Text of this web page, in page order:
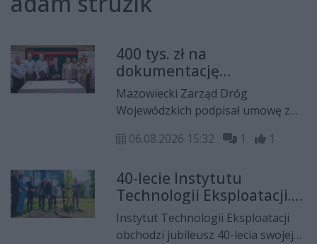
400 tys. zł na
dokumentację
projektową. Wrażliwy
punkt na mazowieckich
drogach zmieni oblicze
Mazowiecki Zarząd Dróg
Wojewódzkich podpisał umowę z
opracowanie dokumentacji
skrzyżowania drogi wojewódzkiej
nr 707 z drogą powiatową 1693W.
Wykonawca na zakończenie
zadania ma 24 miesiące.
06.08.2026 15:32 1 1
40-lecie Instytutu
Technologii Eksploatacji.
Prezydent Nawrocki
przyznał medale
Instytut Technologii Eksploatacji
obchodzi jubileusz 40-lecia swojej